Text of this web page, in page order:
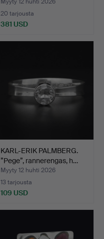
Götebor…
20 tarjousta
381 USD
KARL-ERIK PALMBERG.
”Pege”, rannerengas, h…
Myyty 12 huhti 2026
13 tarjousta
109 USD